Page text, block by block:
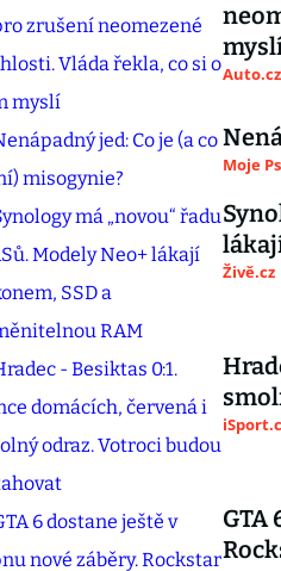
Auto.cz
Moje
Živě.cz
GTA